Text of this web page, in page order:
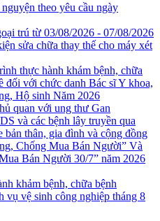
theo yêu cầu ngày
trú từ 03/08/2026 - 07/08/2026
sửa chữa thay thế cho máy xét
thực hành khám bệnh, chữa
đối với chức danh Bác sĩ Y khoa,
Hộ sinh Năm 2026
quan với ung thư Gan
và các bệnh lây truyền qua
thân, gia đình và cộng đồng
Chống Mua Bán Người” Và
Bán Người 30/7” năm 2026
khảm bệnh, chữa bệnh
vụ vệ sinh công nghiệp tháng 8